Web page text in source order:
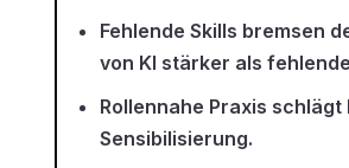
Fehlende Skills bremsen
von KI stärker als
Rollennahe Praxis schlägt
Sensibilisierung.